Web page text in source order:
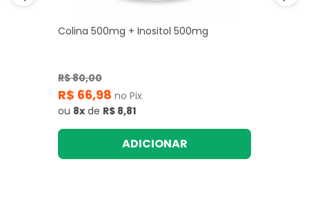
Colina 500mg + Inositol 500mg
R$ 80,00
R$ 66,98 no Pix
ou 8x de R$ 8,81
ADICIONAR